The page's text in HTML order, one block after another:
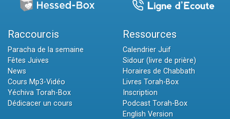
Raccourcis
Paracha de la semaine
Fêtes Juives
News
Cours Mp3-Vidéo
Yéchiva Torah-Box
Dédicacer un cours
Ressources
Calendrier Juif
Sidour (livre de prière)
Horaires de Chabbath
Livres Torah-Box
Inscription
Podcast Torah-Box
English Version